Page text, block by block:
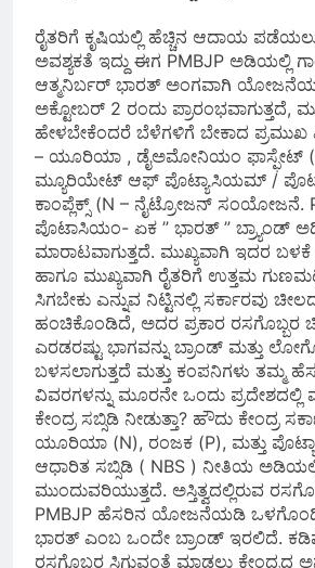
ರೈತರಿಗೆ ಕೃಷಿಯಲ್ಲಿ ಹೆಚ್ಚಿನ ಆದಾಯ
ಅವಶ್ಯಕತೆ ಇದ್ದು ಈಗ PMBJP
ಆತ್ಮನಿರ್ಬರ್ ಭಾರತ್ ಅಂಗವಾಗಿ ಯೋಜನೆಯ
ಅಕ್ಟೋಬರ್ 2 ರಂದು ಪ್ರಾರಂಭವಾಗುತ್ತದೆ,
ಹೇಳಬೇಕೆಂದರೆ ಬೆಳೆಗಳಿಗೆ ಬೇಕಾದ ಪ್ರಮುಖ
– ಯೂರಿಯಾ , ಡೈಅಮೋನಿಯಂ ಫಾಸ್ಫೇಟ್
ಮ್ಯೂರಿಯೇಟ್ ಆಫ್ ಪೊಟ್ಯಾಸಿಯಮ್ /
ಕಾಂಪ್ಲೆಕ್ಸ್ (N – ನೈಟ್ರೋಜನ್ ಸಂಯೋಜನೆ.
ಪೊಟಾಸಿಯಂ- ಏಕ ” ಭಾರತ್ ” ಬ್ರ್ಯಾಂಡ್
ಮಾರಾಟವಾಗುತ್ತದೆ. ಮುಖ್ಯವಾಗಿ ಇದರ
ಹಾಗೂ ಮುಖ್ಯವಾಗಿ ರೈತರಿಗೆ ಉತ್ತಮ
ಸಿಗಬೇಕು ಎನ್ನುವ ನಿಟ್ಟಿನಲ್ಲಿ ಸರ್ಕಾರವು
ಹಂಚಿಕೊಂಡಿದೆ, ಅದರ ಪ್ರಕಾರ ರಸಗೊಬ್ಬರ
ಎರಡರಷ್ಟು ಭಾಗವನ್ನು ಬ್ರಾಂಡ್ ಮತ್ತು
ಬಳಸಲಾಗುತ್ತದೆ ಮತ್ತು ಕಂಪನಿಗಳು ತಮ್ಮ
ವಿವರಗಳನ್ನು ಮೂರನೇ ಒಂದು ಪ್ರದೇಶದಲ್ಲಿ
ಕೇಂದ್ರ ಸಬ್ಸಿಡಿ ನೀಡುತ್ತಾ? ಹೌದು ಕೇಂದ್ರ
ಯೂರಿಯಾ (N), ರಂಜಕ (P), ಮತ್ತು
ಆಧಾರಿತ ಸಬ್ಸಿಡಿ ( NBS ) ನೀತಿಯ
ಮುಂದುವರಿಯುತ್ತದೆ. ಅಸ್ತಿತ್ವದಲ್ಲಿರುವ
PMBJP ಹೆಸರಿನ ಯೋಜನೆಯಡಿ
ಭಾರತ್ ಎಂಬ ಒಂದೇ ಬ್ರಾಂಡ್ ಇರಲಿದೆ.
ರಸಗೊಬ್ಬರ ಸಿಗುವಂತೆ ಮಾಡಲು ಕೇಂದ್ರದ